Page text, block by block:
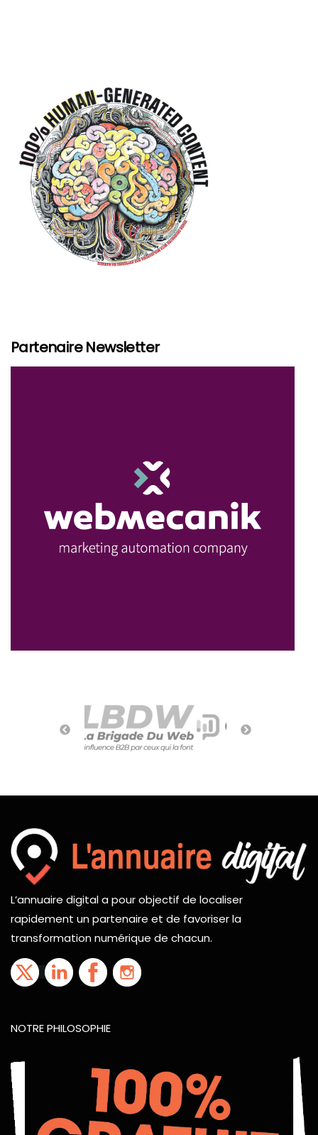
Partenaire Newsletter
L’annuaire digital a pour objectif de localiser
rapidement un partenaire et de favoriser la
transformation numérique de chacun.
NOTRE PHILOSOPHIE